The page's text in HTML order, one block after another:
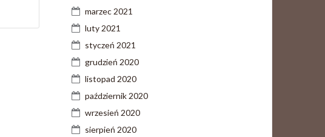
marzec 2021
luty 2021
styczeń 2021
grudzień 2020
listopad 2020
październik 2020
wrzesień 2020
sierpień 2020